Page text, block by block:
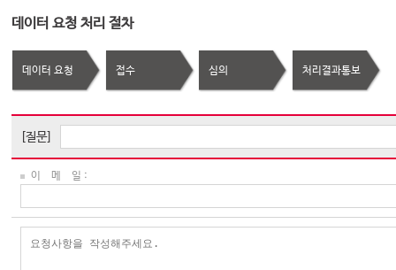
데이터 요청 처리 절차
데이터 요청 접수 심의 처리결과통보
[질문]
이 메 일 :